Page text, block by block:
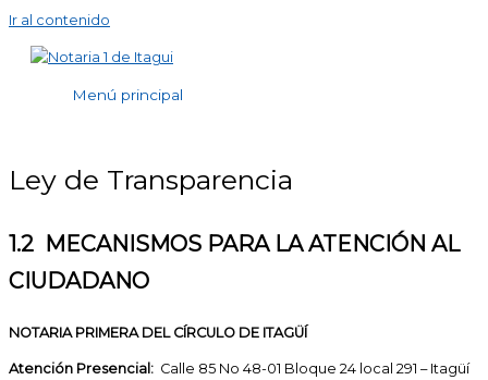
Ir al contenido
Menú principal
Ley de Transparencia
1.2 MECANISMOS PARA LA ATENCIÓN AL
CIUDADANO
NOTARIA PRIMERA DEL CÍRCULO DE ITAGÜÍ
Atención Presencial: Calle 85 No 48-01 Bloque 24 local 291 – Itagüí